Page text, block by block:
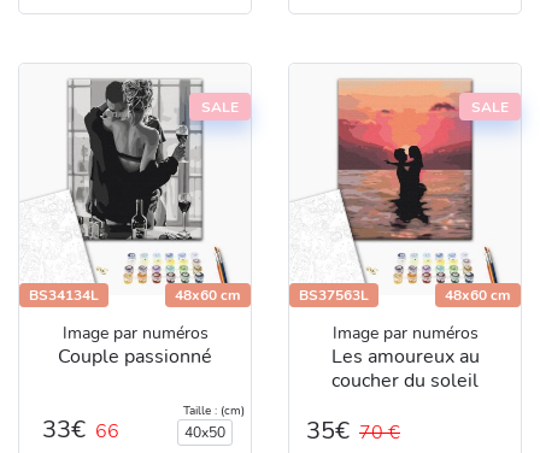
SALE
BS34134L 48x60 cm
Image par numéros
Couple passionné
33€ 66
Taille : (cm)
40x50
SALE
BS37563L 48x60 cm
Image par numéros
Les amoureux au
coucher du soleil
35€ 70 €